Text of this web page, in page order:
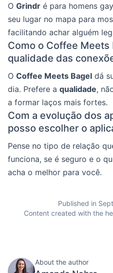
O Grindr é para homens
seu lugar no mapa para
facilitando achar alguém
Como o Coffee Meets
qualidade das
O Coffee Meets Bagel dá
dia. Prefere a qualidade,
a formar laços mais fortes.
Com a evolução dos
posso escolher o
Pense no tipo de relação
funciona, se é seguro e o
acha o melhor para você.
Published in
Content created with the
About the author